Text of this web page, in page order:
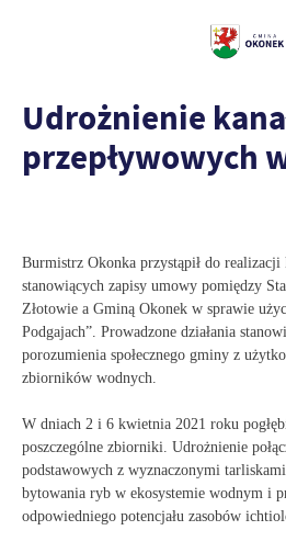
Udrożnienie
przepływowych
Burmistrz Okonka przystąpił do realizacji
stanowiących zapisy umowy pomiędzy
Złotowie a Gminą Okonek w sprawie
Podgajach”. Prowadzone działania
porozumienia społecznego gminy z
zbiorników wodnych.
W dniach 2 i 6 kwietnia 2021 roku
poszczególne zbiorniki. Udrożnienie
podstawowych z wyznaczonymi
bytowania ryb w ekosystemie wodnym i
odpowiedniego potencjału zasobów